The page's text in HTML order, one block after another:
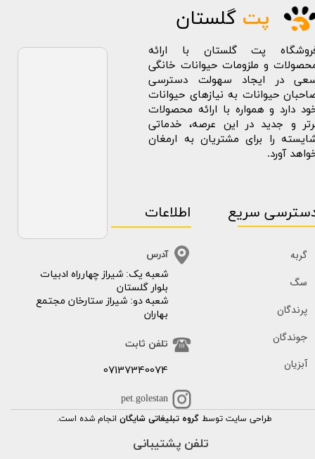
پت گلستان
پت گلستان با ارائه
و ملزومات حیوانات خانگی
در ایجاد سهولت دسترسی
حیوانات به نیازهای حیوانات
دارد و همواره با ارائه محصولات
و جدید در این عرصه، خدماتی
را برای مشتریان به ارمغان
آورد.
سریع
گربه
سگ
پرندگان
جوندگان
آبزیان
​​شعبه یک: شیراز چهارراه ادبیات
بلوار گلستان
شعبه دو: شیراز ستارخان مجتمع
بهاران
اطلاعات
آدرس
تلفن ثابت
07137340074
pet.golestan
طراحی سایت توسط گروه تبلیغاتی شایگان انجام شده است.
تلفن پشتیبانی